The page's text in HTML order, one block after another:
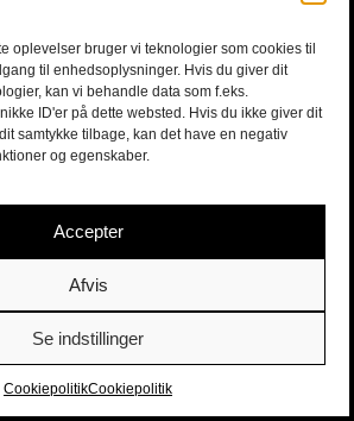
oplevelser bruger vi teknologier som cookies til
til enhedsoplysninger. Hvis du giver dit
kan vi behandle data som f.eks.
ID'er på dette websted. Hvis du ikke giver dit
samtykke tilbage, kan det have en negativ
og egenskaber.
Accepter
Afvis
Se indstillinger
CookiepolitikCookiepolitik
brødreskift The Provocateur Meng
sort/hvid s/h teater sort/hvid
Dramaten Aarhus Festuge
Bikubenfonden Christian
satire offentlig intervention
teater offentlige rum installation
26-30 - 1699 Købehavn V |Billetter
|billet@sort-hvid.dk